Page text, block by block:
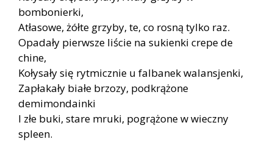
bombonierki,
Atłasowe, żółte grzyby, te, co rosną tylko raz.
Opadały pierwsze liście na sukienki crepe de
chine,
Kołysały się rytmicznie u falbanek walansjenki,
Zapłakały białe brzozy, podkrążone
demimondainki
I złe buki, stare mruki, pogrążone w wieczny
spleen.